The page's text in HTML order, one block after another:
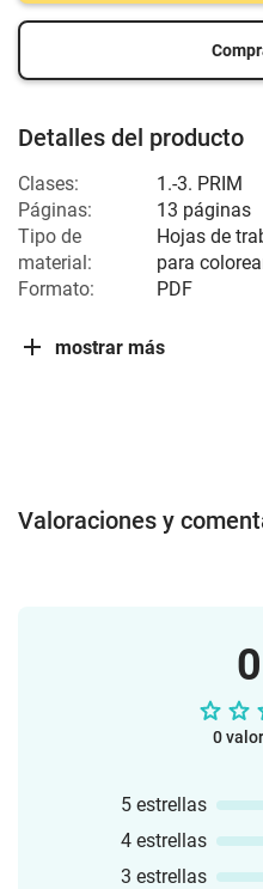
Detalles del producto
Clases:
1.-3. PRIM
Páginas:
13 páginas
Tipo de
material:
Hojas de
para
Formato:
PDF
mostrar más
Valoraciones y
0
5 estrellas
4 estrellas
3 estrellas